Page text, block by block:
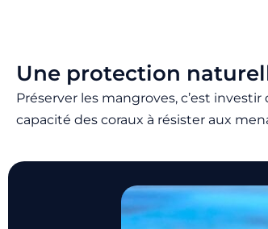
Une protection
Préserver les mangroves, c’est
capacité des coraux à résister aux